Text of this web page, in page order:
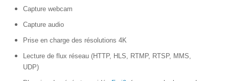
Capture webcam
Capture audio
Prise en charge des résolutions 4K
Lecture de flux réseau (HTTP, HLS, RTMP, RTSP, MMS,
UDP)